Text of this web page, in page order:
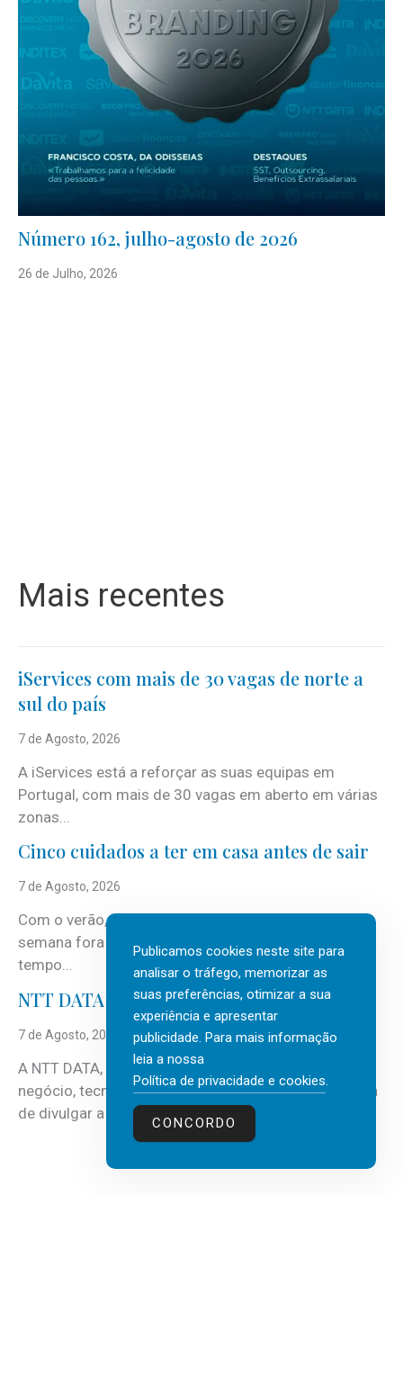
Número 162, julho-agosto de 2026
26 de Julho, 2026
Mais recentes
iServices com mais de 30 vagas de norte a
sul do país
7 de Agosto, 2026
A iServices está a reforçar as suas equipas em
Portugal, com mais de 30 vagas em aberto em várias
zonas...
Cinco cuidados a ter em casa antes de sair
7 de Agosto, 2026
Com o verão, chegam também as férias, os fins-de-
semana fora e os dias em que a casa fica mais
tempo...
NTT DATA Insurtech Global Outlook 2026
7 de Agosto, 2026
A NTT DATA, consultora global em serviços de
negócio, tecnologia e inteligência artificial (IA), acaba
de divulgar a mais recente...
Publicamos cookies neste site para
analisar o tráfego, memorizar as
suas preferências, otimizar a sua
experiência e apresentar
publicidade. Para mais informação
leia a nossa
Política de privacidade e cookies.
CONCORDO